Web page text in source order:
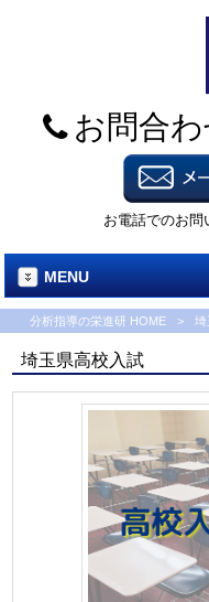
お問合わ
お電話でのお問
MENU
分析指導の栄進研 HOME > 埼
埼玉県高校入試